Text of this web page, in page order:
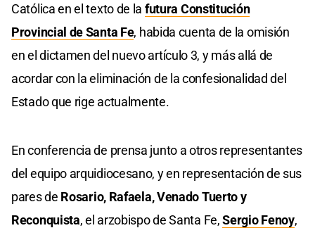
Católica en el texto de la futura Constitución
Provincial de Santa Fe, habida cuenta de la omisión
en el dictamen del nuevo artículo 3, y más allá de
acordar con la eliminación de la confesionalidad del
Estado que rige actualmente.
En conferencia de prensa junto a otros representantes
del equipo arquidiocesano, y en representación de sus
pares de Rosario, Rafaela, Venado Tuerto y
Reconquista, el arzobispo de Santa Fe,Sergio Fenoy,